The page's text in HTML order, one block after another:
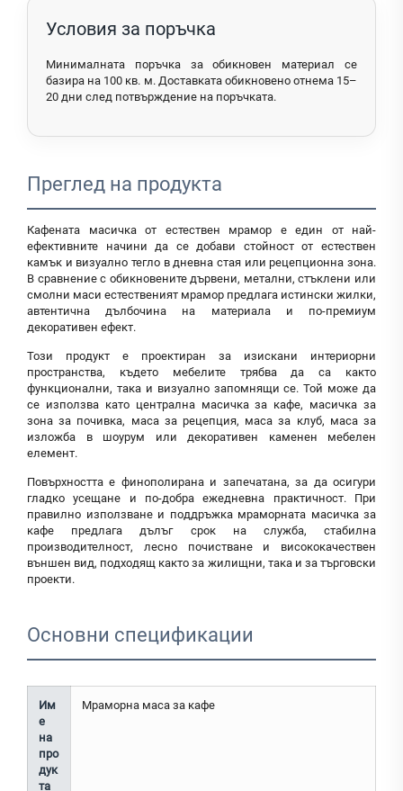
Условия за поръчка
Минималната поръчка за обикновен материал се
базира на 100 кв. м. Доставката обикновено отнема 15–
20 дни след потвърждение на поръчката.
Преглед на продукта
Кафената масичка от естествен мрамор е един от най-
ефективните начини да се добави стойност от естествен
камък и визуално тегло в дневна стая или рецепционна зона.
В сравнение с обикновените дървени, метални, стъклени или
смолни маси естественият мрамор предлага истински жилки,
автентична дълбочина на материала и по-премиум
декоративен ефект.
Този продукт е проектиран за изискани интериорни
пространства, където мебелите трябва да са както
функционални, така и визуално запомнящи се. Той може да
се използва като централна масичка за кафе, масичка за
зона за почивка, маса за рецепция, маса за клуб, маса за
изложба в шоурум или декоративен каменен мебелен
елемент.
Повърхността е финополирана и запечатана, за да осигури
гладко усещане и по-добра ежедневна практичност. При
правилно използване и поддръжка мраморната масичка за
кафе предлага дълъг срок на служба, стабилна
производителност, лесно почистване и висококачествен
външен вид, подходящ както за жилищни, така и за търговски
проекти.
Основни спецификации
Им
е
на
про
дук
та
Мраморна маса за кафе